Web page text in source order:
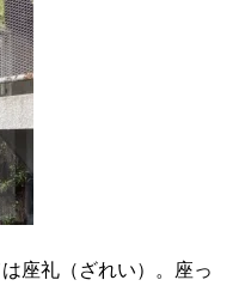
座礼（ざれい）。座っ